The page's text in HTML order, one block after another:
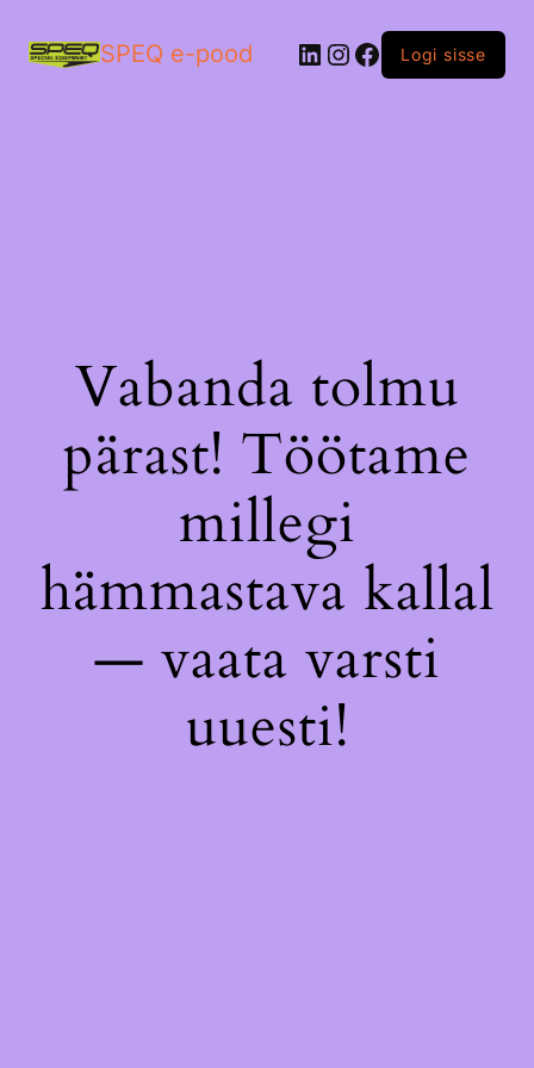
SPEQ e-pood LinkedIn
Instagram
Facebook
Logi sisse
Vabanda tolmu
pärast! Töötame
millegi
hämmastava kallal
— vaata varsti
uuesti!